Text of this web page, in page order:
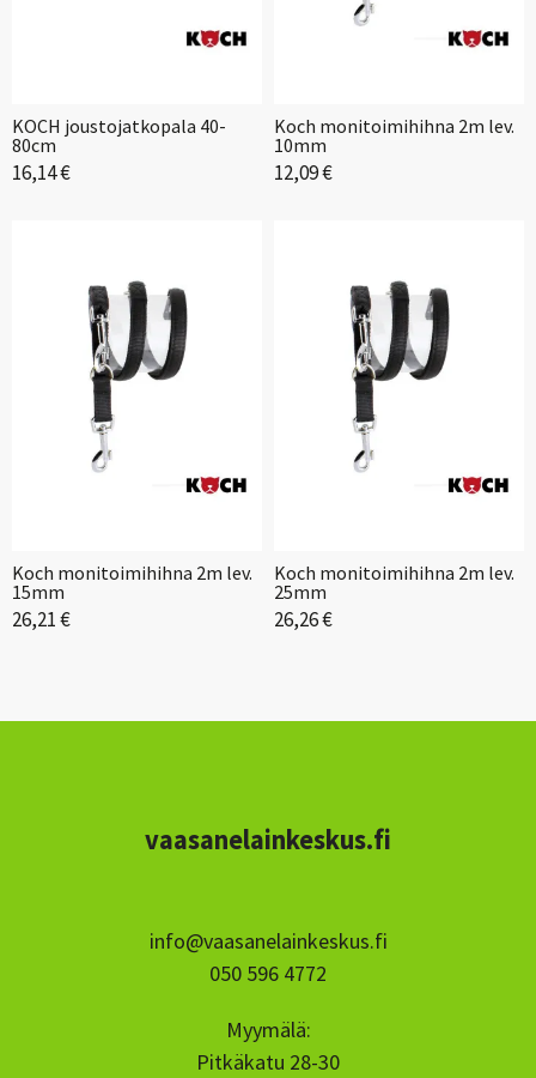
KOCH joustojatkopala 40-
80cm
16,14 €
Koch monitoimihihna 2m lev.
10mm
12,09 €
Koch monitoimihihna 2m lev.
15mm
26,21 €
Koch monitoimihihna 2m lev.
25mm
26,26 €
vaasanelainkeskus.fi
info@vaasanelainkeskus.fi
050 596 4772
Myymälä:
Pitkäkatu 28-30